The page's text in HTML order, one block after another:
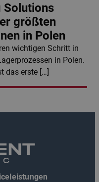
Solutions
größten
in Polen
wichtigen Schritt in
in Polen.
das erste […]